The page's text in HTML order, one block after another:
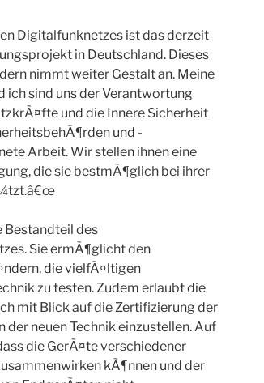
Digitalfunknetzes ist das derzeit
in Deutschland. Dieses
nimmt weiter Gestalt an. Meine
ich sind uns der Verantwortung
und die Innere Sicherheit
und -
Arbeit. Wir stellen ihnen eine
die sie bestmÃ¶glich bei ihrer
Bestandteil des
Sie ermÃ¶glicht den
die vielfÃ¤ltigen
zu testen. Zudem erlaubt die
mit Blick auf die Zertifizierung der
neuen Technik einzustellen. Auf
die GerÃ¤te verschiedener
kÃ¶nnen und der